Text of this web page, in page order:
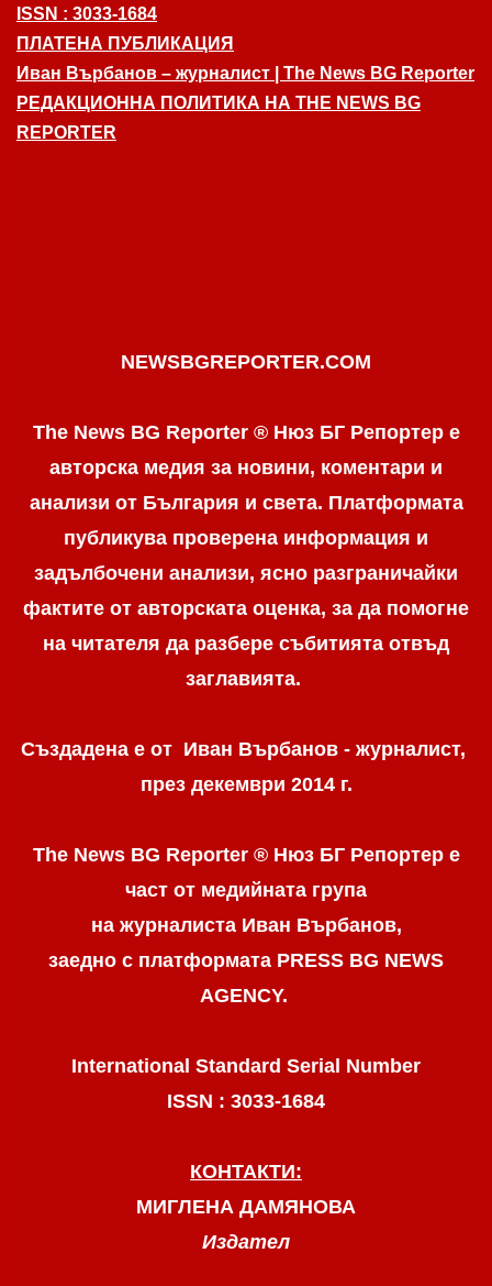
ISSN : 3033-1684
ПЛАТЕНА ПУБЛИКАЦИЯ
Иван Върбанов – журналист | The News BG Reporter
РЕДАКЦИОННА ПОЛИТИКА НА THE NEWS BG
REPORTER
NEWSBGREPORTER.COM
The News BG Reporter ® Нюз БГ Репортер е
авторска медия за новини, коментари и
анализи от България и света. Платформата
публикува проверена информация и
задълбочени анализи, ясно разграничaйки
фактите от авторската оценка, за да помогне
на читателя да разбере събитията отвъд
заглавията.
Създадена е от Иван Върбанов - журналист,
през декември 2014 г.
The News BG Reporter ® Нюз БГ Репортере
част от медийната група
на журналиста Иван Върбанов,
заедно с платформата PRESS BG NEWS
AGENCY.
International Standard Serial Number
ISSN : 3033-1684
КОНТАКТИ:
МИГЛЕНА ДАМЯНОВА
Издател